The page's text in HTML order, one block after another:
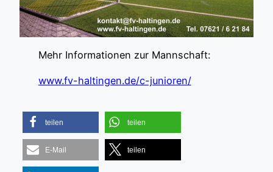
Mehr Informationen zur Mannschaft:
www.fv-haltingen.de/c-junioren/
teilen teilen
E-Mail teilen